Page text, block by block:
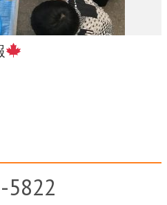
5822